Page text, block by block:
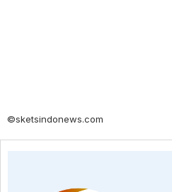
©sketsindonews.com